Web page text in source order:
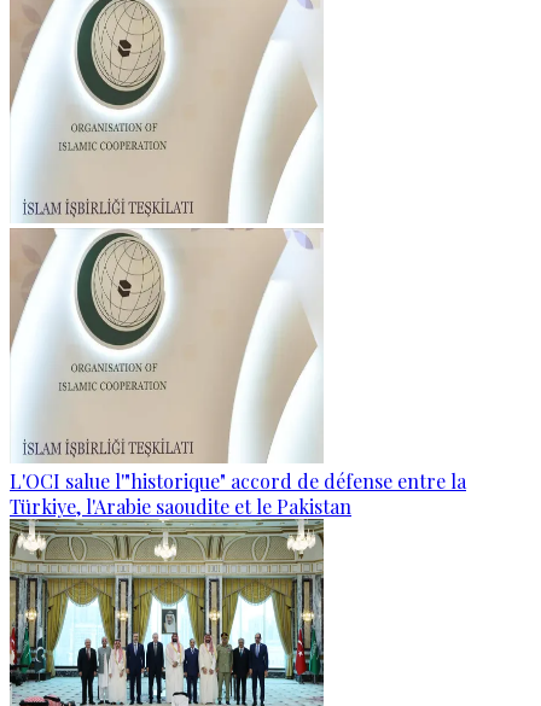
L'OCI salue l'"historique" accord de défense entre la
Türkiye, l'Arabie saoudite et le Pakistan